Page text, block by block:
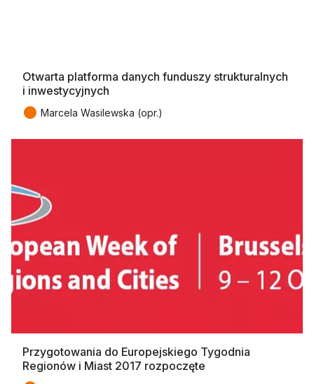
Otwarta platforma danych funduszy strukturalnych
i inwestycyjnych
● Marcela Wasilewska (opr.)
Przygotowania do Europejskiego Tygodnia
Regionów i Miast 2017 rozpoczęte